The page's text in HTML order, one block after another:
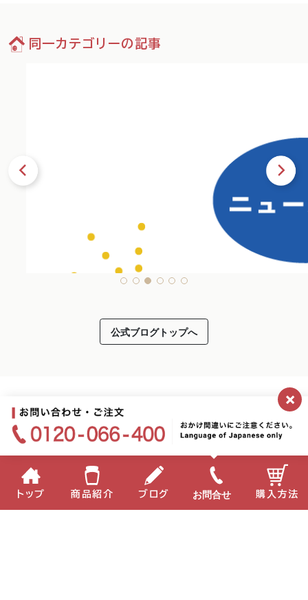
同一カテゴリーの記事
公式ブログトップへ
×
トップ 商品紹介 ブログ お問合せ 購入方法